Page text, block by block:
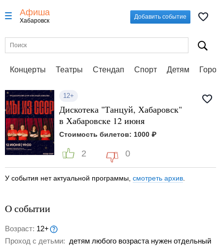
Афиша
Хабаровск
Добавить событие
Концерты Театры Стендап Спорт Детям
12+
Дискотека "Танцуй, Хабаровск"
в Хабаровске 12 июня
Стоимость билетов: 1000 ₽
2 0
У события нет актуальной программы, смотреть архив
О событии
Возраст: 12+
Проход с детьми: детям любого возраста нужен отдельный